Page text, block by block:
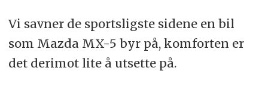
Vi savner de sportsligste sidene en bil
som Mazda MX-5 byr på, komforten er
det derimot lite å utsette på.